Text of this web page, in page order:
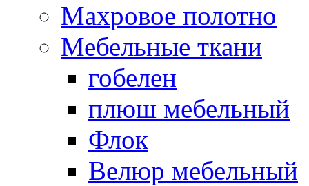
Махровое полотно
Мебельные ткани
гобелен
плюш мебельный
Флок
Велюр мебельный